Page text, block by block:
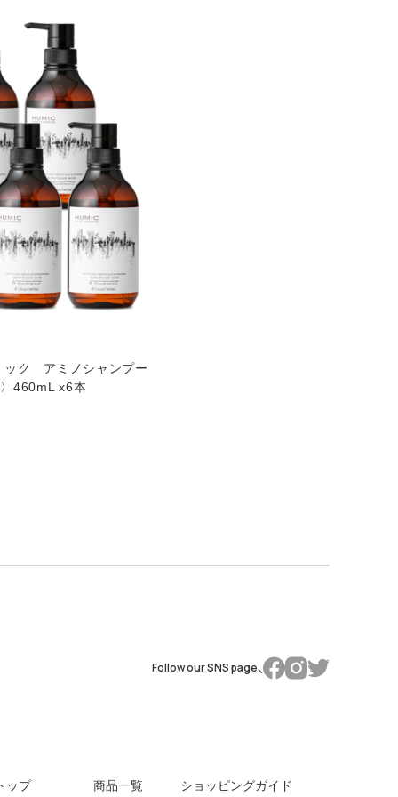
ック アミノシャンプー
460mL x6本
Follow our SNS page
ップ 商品一覧 ショッピングガイド